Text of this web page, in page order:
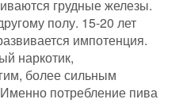
грудные железы.
полу. 15-20 лет
импотенция.
наркотик,
более сильным
потребление пива